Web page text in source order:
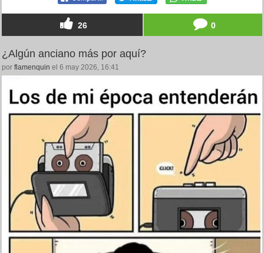
26 0
¿Algún anciano más por aquí?
por flamenquin el 6 may 2026, 16:41